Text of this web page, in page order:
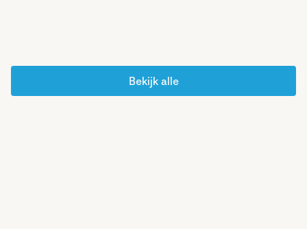
Bekijk alle